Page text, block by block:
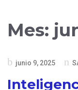
Mes:
Publicado
junio 9, 2025